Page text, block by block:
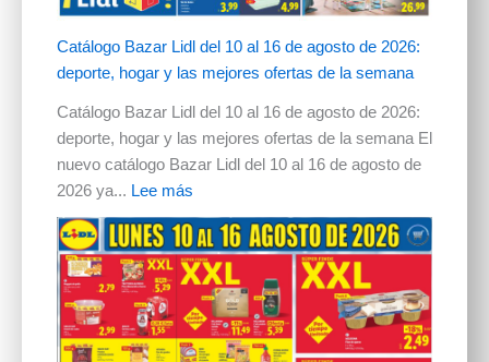
Catálogo Bazar Lidl del 10 al 16 de agosto de 2026:
deporte, hogar y las mejores ofertas de la semana
Catálogo Bazar Lidl del 10 al 16 de agosto de 2026:
deporte, hogar y las mejores ofertas de la semana El
nuevo catálogo Bazar Lidl del 10 al 16 de agosto de
2026 ya... Lee más